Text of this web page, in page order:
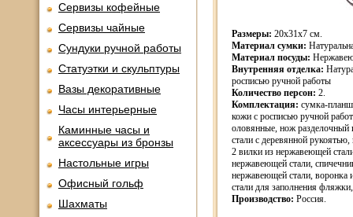
Сервизы кофейные
Сервизы чайные
Сундуки ручной работы
Статуэтки и скульптуры
Вазы декоративные
Часы интерьерные
Каминные часы и
аксессуары из бронзы
Настольные игры
Офисный гольф
Шахматы
Размеры: 20х31х7 см.
Материал сумки:
Материал посуды:
Внутренняя отделка:
росписью ручной работы
Количество персон: 2.
Комплектация: сумка-
кожи с росписью ручной
оловянные, нож
стали с деревянной
2 вилки из нержавеющей
нержавеющей стали,
нержавеющей стали, воронка
стали для заполнения
Производство: Россия.